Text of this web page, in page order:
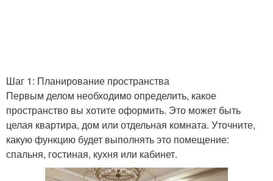
Шаг 1: Планирование пространства
Первым делом необходимо определить, какое
пространство вы хотите оформить. Это может быть
целая квартира, дом или отдельная комната. Уточните,
какую функцию будет выполнять это помещение:
спальня, гостиная, кухня или кабинет.